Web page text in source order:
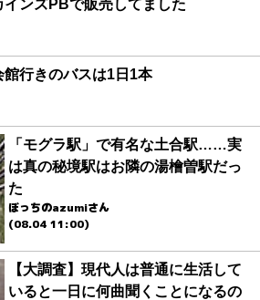
インズPBで販売してました
館行きのバスは1日1本
「モグラ駅」で有名な土合駅……実
は真の秘境駅はお隣の湯檜曽駅だっ
た
ぼっちのazumiさん
(08.04 11:00)
【大調査】現代人は普通に生活して
いると一日に何曲聞くことになるの